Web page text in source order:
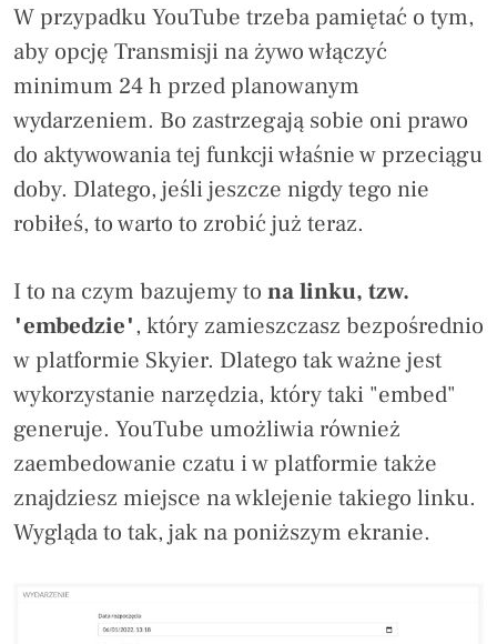
W przypadku YouTube trzeba pamiętać o tym,
aby opcję Transmisji na żywo włączyć
minimum 24 h przed planowanym
wydarzeniem. Bo zastrzegają sobie oni prawo
do aktywowania tej funkcji właśnie w przeciągu
doby. Dlatego, jeśli jeszcze nigdy tego nie
robiłeś, to warto to zrobić już teraz.
I to na czym bazujemy to na linku, tzw.
"embedzie", który zamieszczasz bezpośrednio
w platformie Skyier. Dlatego tak ważne jest
wykorzystanie narzędzia, który taki "embed"
generuje. YouTube umożliwia również
zaembedowanie czatu i w platformie także
znajdziesz miejsce na wklejenie takiego linku.
Wygląda to tak, jak na poniższym ekranie.